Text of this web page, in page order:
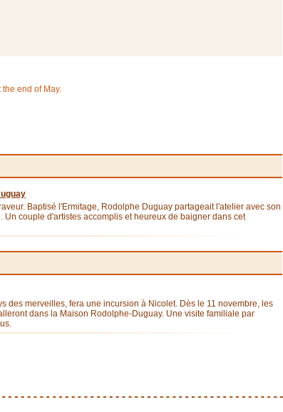
end of May.
Baptisé l'Ermitage, Rodolphe Duguay partageait l'atelier avec son
couple d'artistes accomplis et heureux de baigner dans cet
des merveilles, fera une incursion à Nicolet. Dès le 11 novembre, les
dans la Maison Rodolphe-Duguay. Une visite familiale par